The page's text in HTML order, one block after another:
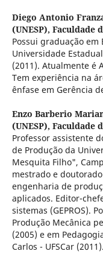
Diego Antonio
(UNESP), Faculdade
Possui graduação
Universidade
(2011). Atualmente é
Tem experiência na
ênfase em Gerência
Enzo Barberio
(UNESP), Faculdade
Professor assistente
de Produção da
Mesquita Filho",
mestrado e
engenharia de
aplicados. Editor-
sistemas (GEPROS).
Produção Mecânica
(2005) e em
Carlos - UFSCar